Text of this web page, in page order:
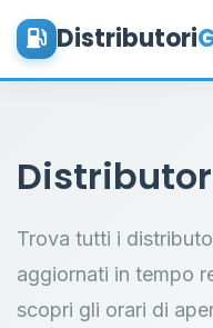
Distributori
Trova tutti i
aggiornati in tempo
scopri gli orari di